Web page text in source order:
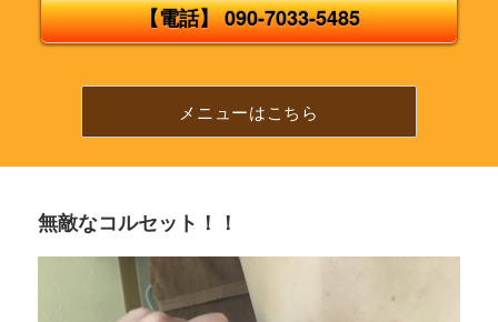
【電話】 090-7033-5485
話
か
け
ら
メニューはこちら
無敵なコルセット！！